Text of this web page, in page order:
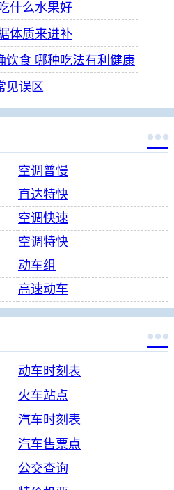
什么水果好
体质来进补
饮食 哪种吃法有利健康
见误区

空调普慢
直达特快
空调快速
空调特快
动车组
高速动车

动车时刻表
火车站点
汽车时刻表
汽车售票点
公交查询